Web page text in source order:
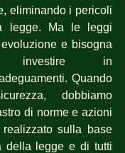
eliminando i pericoli
legge. Ma le leggi
e bisogna
investire in
Quando
dobbiamo
di norme e azioni
sulla base
della legge e di tutti